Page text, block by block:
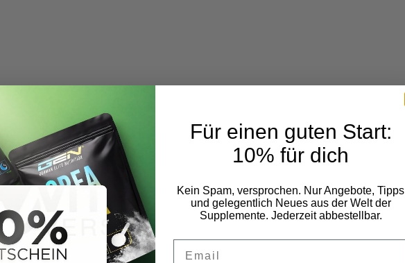
Für einen guten Start:
10% für dich
Kein Spam, versprochen. Nur Angebote, Tipps
und gelegentlich Neues aus der Welt der
Supplemente. Jederzeit abbestellbar.